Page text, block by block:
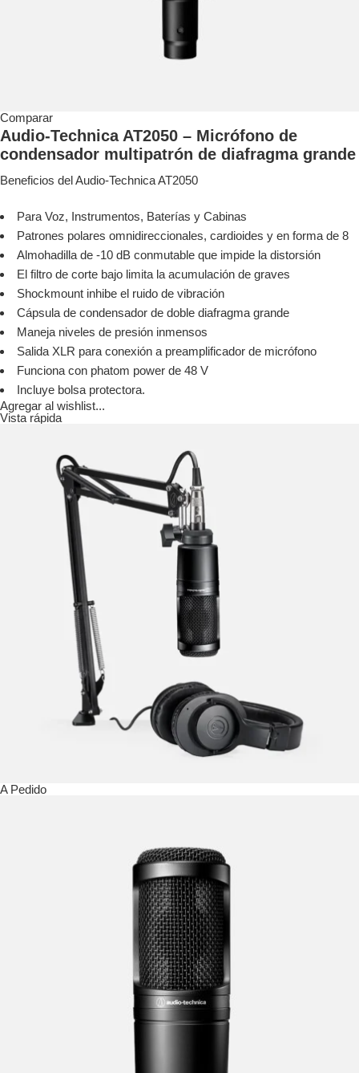
Comparar
Audio-Technica AT2050 – Micrófono de
condensador multipatrón de diafragma grande
Beneficios del Audio-Technica AT2050
Para Voz, Instrumentos, Baterías y Cabinas
Patrones polares omnidireccionales, cardioides y en forma de 8
Almohadilla de -10 dB conmutable que impide la distorsión
El filtro de corte bajo limita la acumulación de graves
Shockmount inhibe el ruido de vibración
Cápsula de condensador de doble diafragma grande
Maneja niveles de presión inmensos
Salida XLR para conexión a preamplificador de micrófono
Funciona con phatom power de 48 V
Incluye bolsa protectora.
Agregar al wishlist...
Vista rápida
A Pedido